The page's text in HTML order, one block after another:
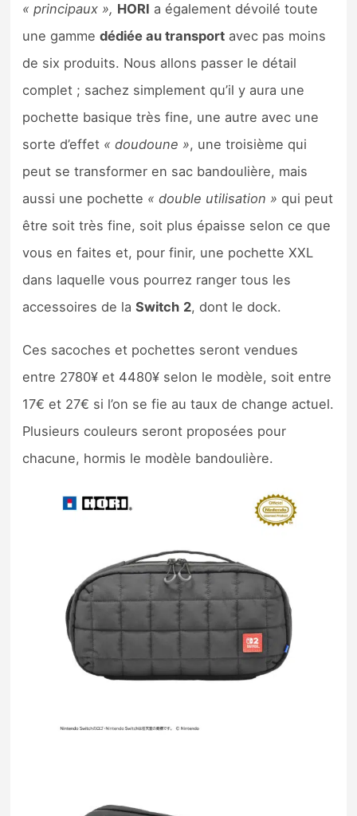
« principaux », HORI a également dévoilé toute
une gammedédiée au transport avec pas moins
de six produits. Nous allons passer le détail
complet ; sachez simplement qu’il y aura une
pochette basique très fine, une autre avec une
sorte d’effet « doudoune », une troisième qui
peut se transformer en sac bandoulière, mais
aussi une pochette « double utilisation » qui peut
être soit très fine, soit plus épaisse selon ce que
vous en faites et, pour finir, une pochette XXL
dans laquelle vous pourrez ranger tous les
accessoires de laSwitch 2, dont le dock.
Ces sacoches et pochettes seront vendues
entre 2780¥ et 4480¥ selon le modèle, soit entre
17€ et 27€ si l’on se fie au taux de change actuel.
Plusieurs couleurs seront proposées pour
chacune, hormis le modèle bandoulière.